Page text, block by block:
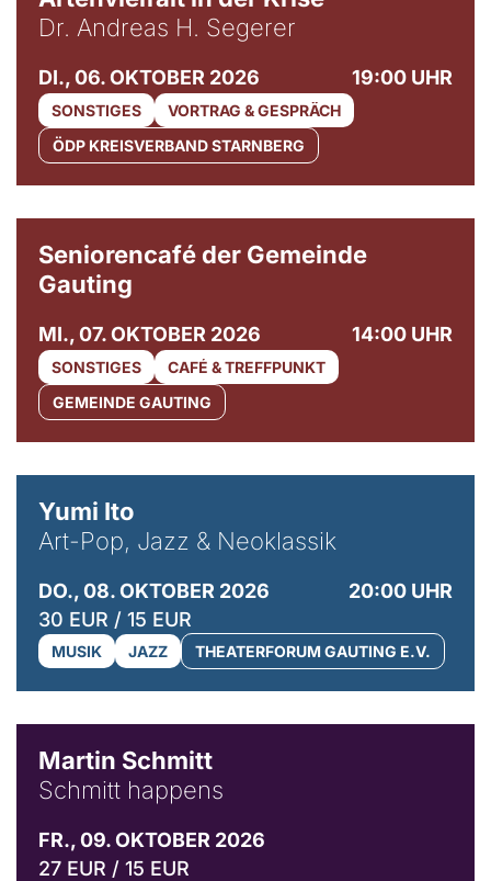
Dr. Andreas H. Segerer
DI., 06. OKTOBER 2026 19:00 UHR
SONSTIGES
VORTRAG & GESPRÄCH
ÖDP KREISVERBAND STARNBERG
Seniorencafé der Gemeinde
Gauting
MI., 07. OKTOBER 2026 14:00 UHR
SONSTIGES
CAFÉ & TREFFPUNKT
GEMEINDE GAUTING
Yumi Ito
Art-Pop, Jazz & Neoklassik
DO., 08. OKTOBER 2026
20:00 UHR
30 EUR / 15 EUR
MUSIK JAZZ THEATERFORUM GAUTING E.V.
Martin Schmitt
Schmitt happens
FR., 09. OKTOBER 2026
27 EUR / 15 EUR